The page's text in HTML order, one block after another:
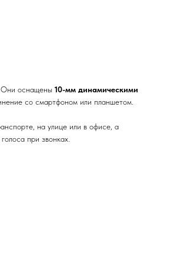
Они оснащены 10-мм динамическими
со смартфоном или планшетом.
на улице или в офисе, а
при звонках.